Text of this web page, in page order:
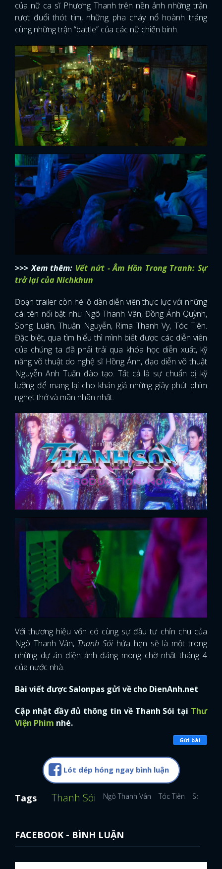
của nữ ca sĩ Phương Thanh trên nền ảnh những trận
rượt đuổi thót tim, những pha cháy nổ hoành tráng
cùng những trận “battle” của các nữ chiến binh.
>>> Xem thêm: Vết nứt - Âm Hồn Trong Tranh: Sự
trở lại của Nichkhun
Đoạn trailer còn hé lộ dàn diễn viên thực lực với những
cái tên nổi bật như Ngô Thanh Vân, Đồng Ánh Quỳnh,
Song Luân, Thuận Nguyễn, Rima Thanh Vy, Tóc Tiên.
Đặc biệt, qua tìm hiểu thì mình biết được các diễn viên
của chúng ta đã phải trải qua khóa học diễn xuất, kỹ
năng võ thuật do nghệ sĩ Hồng Ánh, đạo diễn võ thuật
Nguyễn Anh Tuấn đào tạo. Tất cả là sự chuẩn bị kỹ
lưỡng để mang lại cho khán giả những giây phút phim
nghẹt thở và mãn nhãn nhất.
Với thương hiệu vốn có cùng sự đầu tư chỉn chu của
Ngô Thanh Vân, Thanh Sói hứa hẹn sẽ là một trong
những dự án điện ảnh đáng mong chờ nhất tháng 4
của nước nhà.
Bài viết được Salonpas gửi về cho DienAnh.net
Cập nhật đầy đủ thông tin về Thanh Sói tại Thư
Viện Phim nhé.
Gửi bài
Lót dép hóng ngay bình luận
Tags Thanh Sói Ngô Thanh Vân Tóc Tiên Song
FACEBOOK - BÌNH LUẬN